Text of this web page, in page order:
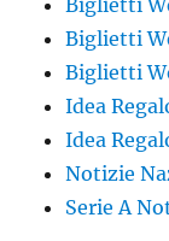
Biglietti
Biglietti
Idea
Idea
Notizie
Serie A